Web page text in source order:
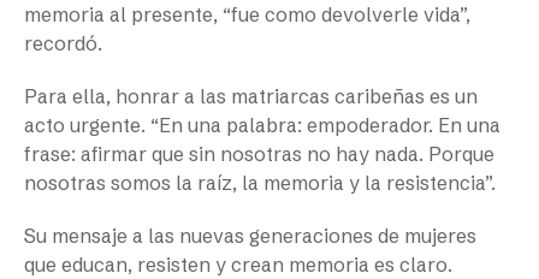
memoria al presente, “fue como devolverle vida”,
recordó.
Para ella, honrar a las matriarcas caribeñas es un
acto urgente. “En una palabra: empoderador. En una
frase: afirmar que sin nosotras no hay nada. Porque
nosotras somos la raíz, la memoria y la resistencia”.
Su mensaje a las nuevas generaciones de mujeres
que educan, resisten y crean memoria es claro.